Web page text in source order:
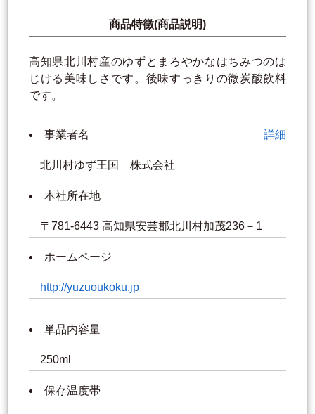
商品特徴(商品説明)
高知県北川村産のゆずとまろやかなはちみつのは
じける美味しさです。後味すっきりの微炭酸飲料
です。
事業者名 詳細
北川村ゆず王国 株式会社
本社所在地
〒781-6443 高知県安芸郡北川村加茂236－1
ホームページ
http://yuzuoukoku.jp
単品内容量
250ml
保存温度帯